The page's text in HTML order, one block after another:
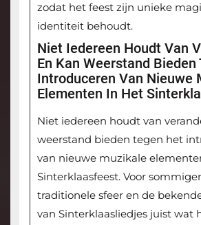
zodat het feest zijn unieke
identiteit behoudt.
Niet Iedereen Houdt Van
En Kan Weerstand Bieden
Introduceren Van Nieuwe
Elementen In Het
Niet iedereen houdt van
weerstand bieden tegen het
van nieuwe muzikale
Sinterklaasfeest. Voor
traditionele sfeer en de
van Sinterklaasliedjes juist wat